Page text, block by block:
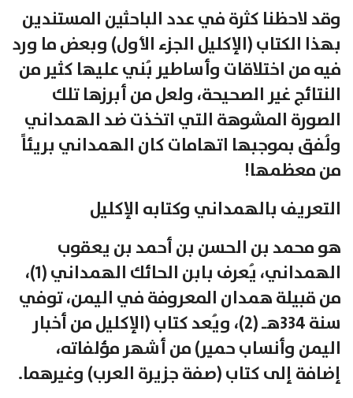
وقد لاحظنا كثرة في عدد الباحثين المستندين
بهذا الكتاب (الإكليل الجزء الأول) وبعض ما ورد
فيه من اختلاقات وأساطير بُني عليها كثير من
النتائج غير الصحيحة، ولعل من أبرزها تلك
الصورة المشوهة التي اتخذت ضد الهمداني
ولُفق بموجبها اتهامات كان الهمداني بريئاً
من معظمها!
التعريف بالهمداني وكتابه الإكليل
هو محمد بن الحسن بن أحمد بن يعقوب
الهمداني، يُعرف بابن الحائك الهمداني (1)،
من قبيلة همدان المعروفة في اليمن، توفي
سنة 334هـ (2)، ويُعد كتاب (الإكليل من أخبار
اليمن وأنساب حمير) من أشهر مؤلفاته،
إضافة إلى كتاب (صفة جزيرة العرب) وغيرهما.